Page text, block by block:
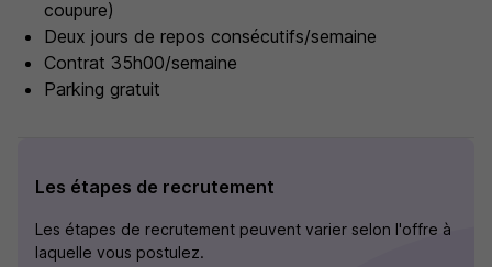
coupure)
Deux jours de repos consécutifs/semaine
Contrat 35h00/semaine
Parking gratuit
Les étapes de recrutement
Les étapes de recrutement peuvent varier selon l'offre à
laquelle vous postulez.